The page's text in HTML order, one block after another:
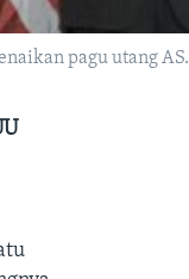
pagu utang AS.